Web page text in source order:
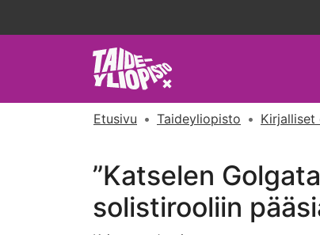
Etusivu Taideyliopisto Kirjalliset
”Katselen
solistirooliin